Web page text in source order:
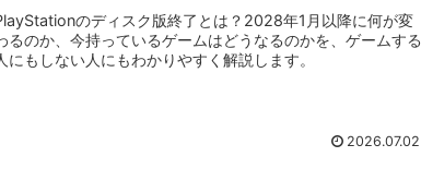
のディスク版終了とは？2028年1月以降に何が変
るのか、今持っているゲームはどうなるのかを、ゲームする
にもしない人にもわかりやすく解説します。
2026.07.02